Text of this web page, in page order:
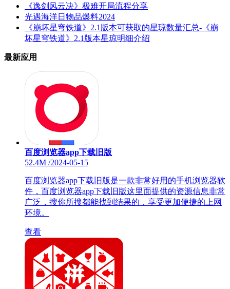
《逸剑风云决》极难开局流程分享
光遇海洋日物品爆料2024
《崩坏星穹铁道》2.1版本可获取的星琼数量汇总-《崩
坏星穹铁道》2.1版本星琼明细介绍
最新应用
百度浏览器app下载旧版
52.4M /2024-05-15
百度浏览器app下载旧版是一款非常好用的手机浏览器软
件，百度浏览器app下载旧版这里面提供的资源信息非常
广泛，搜你所搜都能找到结果的，享受更加便捷的上网
环境。
查看